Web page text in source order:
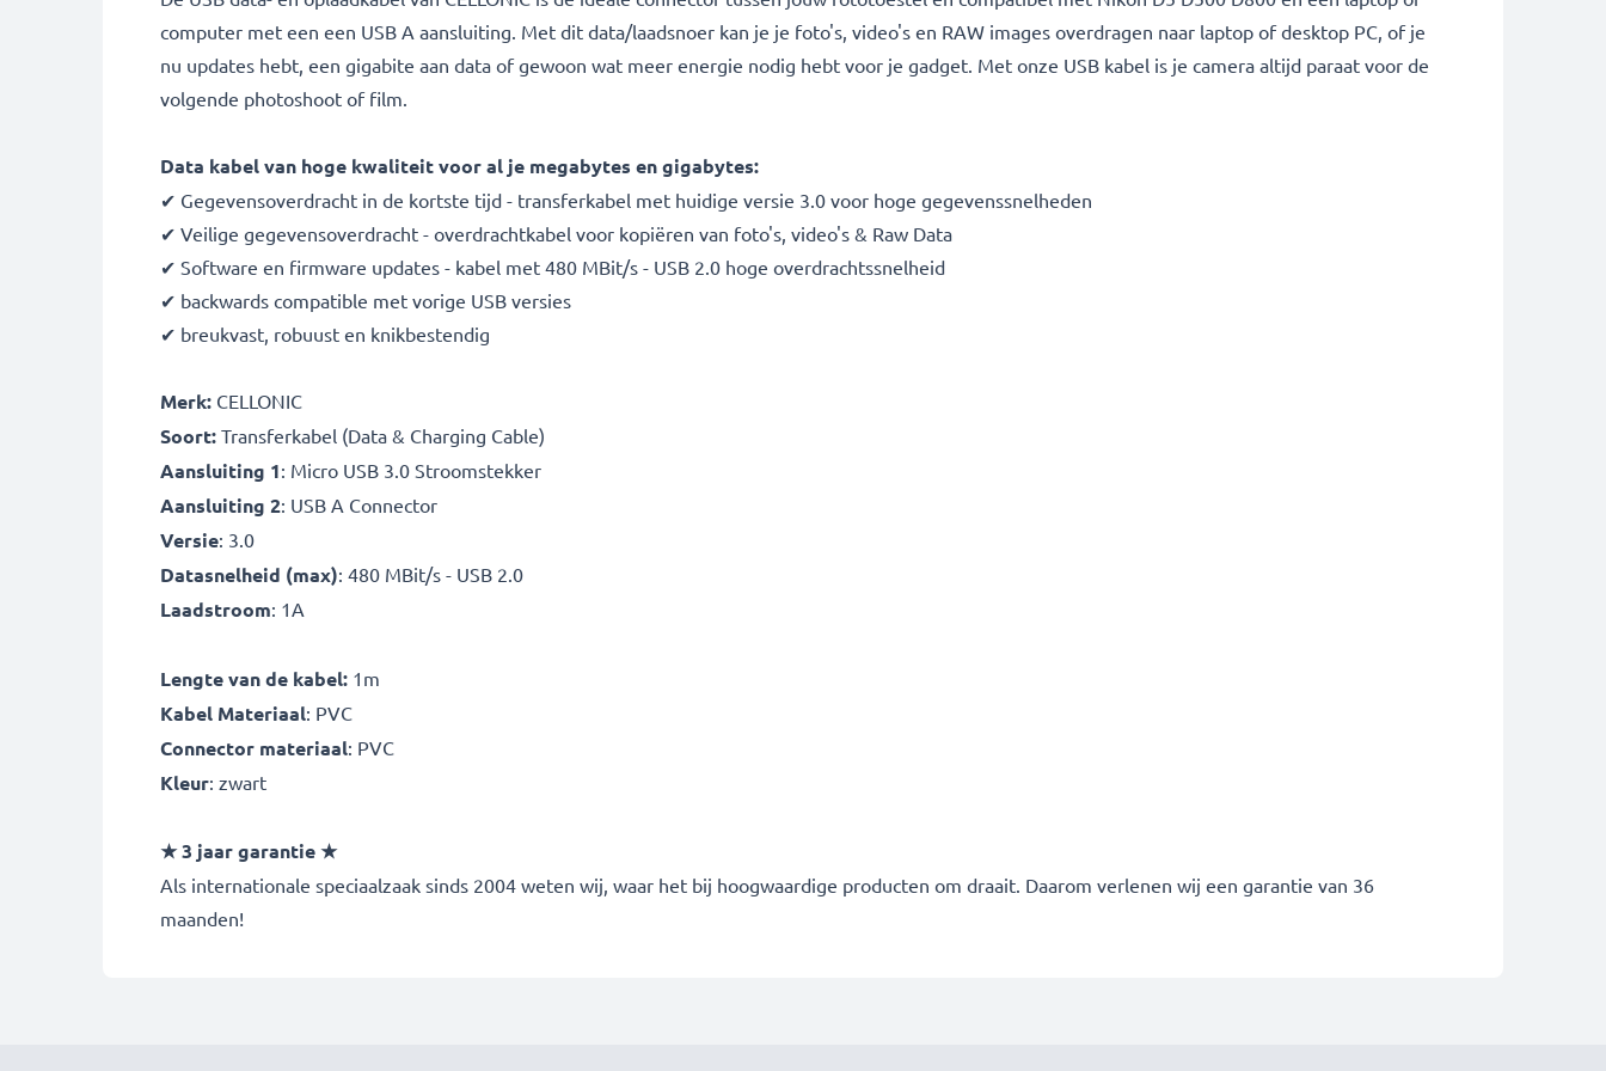
computer met een een USB A aansluiting. Met dit data/laadsnoer kan je je foto's, video's en RAW images overdragen naar laptop of desktop PC, of je
nu updates hebt, een gigabite aan data of gewoon wat meer energie nodig hebt voor je gadget. Met onze USB kabel is je camera altijd paraat voor de
volgende photoshoot of film.
Data kabel van hoge kwaliteit voor al je megabytes en gigabytes:
✔ Gegevensoverdracht in de kortste tijd - transferkabel met huidige versie 3.0 voor hoge gegevenssnelheden
✔ Veilige gegevensoverdracht - overdrachtkabel voor kopiëren van foto's, video's & Raw Data
✔ Software en firmware updates - kabel met 480 MBit/s - USB 2.0 hoge overdrachtssnelheid
✔ backwards compatible met vorige USB versies
✔ breukvast, robuust en knikbestendig
Merk: CELLONIC
Soort: Transferkabel (Data & Charging Cable)
Aansluiting 1: Micro USB 3.0 Stroomstekker
Aansluiting 2: USB A Connector
Versie: 3.0
Datasnelheid (max): 480 MBit/s - USB 2.0
Laadstroom: 1A
Lengte van de kabel: 1m
Kabel Materiaal: PVC
Connector materiaal: PVC
Kleur: zwart
★ 3 jaar garantie ★
Als internationale speciaalzaak sinds 2004 weten wij, waar het bij hoogwaardige producten om draait. Daarom verlenen wij een garantie van 36
maanden!